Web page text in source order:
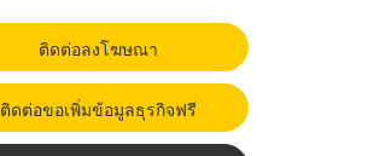
ติดต่อลงโฆษณา
ติดต่อขอเพิ่มข้อมูลธุรกิจฟรี